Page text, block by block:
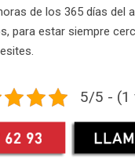
de los 365 días del
para estar siempre
5/5 - (1